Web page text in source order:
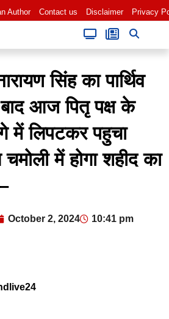
Author Contact us Disclaimer Privacy
सिंह का पार्थिव
आज पितृ पक्ष के
में लिपटकर पहुचा
में होगा शहीद का
October 2, 2024
10:41 pm